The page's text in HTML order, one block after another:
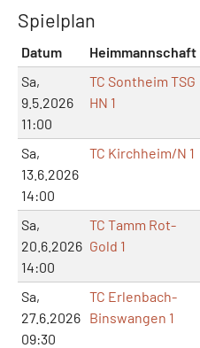
Spielplan
Datum Heimmannschaft
Sa,
9.5.2026
11:00
TC Sontheim TSG
HN 1
Sa,
13.6.2026
14:00
TC Kirchheim/N 1
Sa,
20.6.2026
14:00
TC Tamm Rot-
Gold 1
Sa,
27.6.2026
09:30
TC Erlenbach-
Binswangen 1